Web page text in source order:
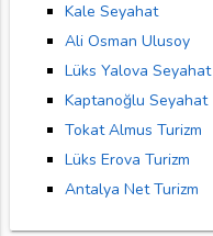
Kale Seyahat
Ali Osman Ulusoy
Lüks Yalova Seyahat
Kaptanoğlu Seyahat
Tokat Almus Turizm
Lüks Erova Turizm
Antalya Net Turizm